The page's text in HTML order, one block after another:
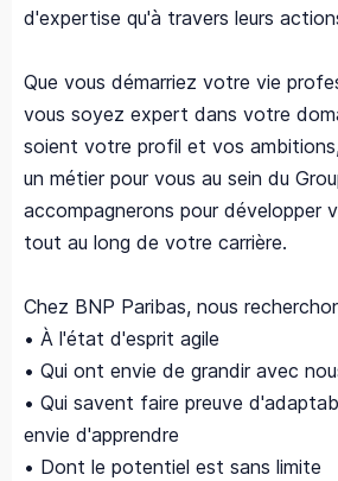
d'expertise qu'à travers leurs
Que vous démarriez votre vie
vous soyez expert dans votre
soient votre profil et vos
un métier pour vous au sein du
accompagnerons pour développer
tout au long de votre carrière.
Chez BNP Paribas, nous
• À l'état d'esprit agile
• Qui ont envie de grandir avec
• Qui savent faire preuve
envie d'apprendre
• Dont le potentiel est sans limite